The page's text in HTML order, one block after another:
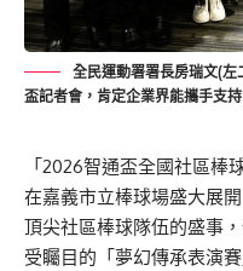
全民運動署署長房瑞文(
盃記者會，肯定企業界能攜手支
「2026智通盃全國社區
在嘉義市立棒球場盛大展
頂尖社區棒球隊伍的盛事
受矚目的「夢幻傳承表演賽